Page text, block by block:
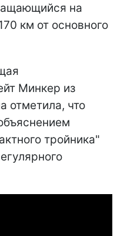
на
км от основного
Минкер из
отметила, что
тройника"